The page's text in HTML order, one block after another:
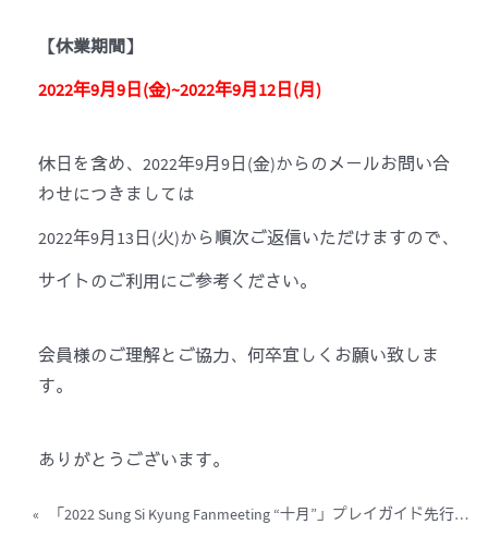
【休業期間】
2022年9月9日(金)~2022年9月12日(月)
休日を含め、2022年9月9日(金)からのメールお問い合
わせにつきましては
2022年9月13日(火)から順次ご返信いただけますので、
サイトのご利用にご参考ください。
会員様のご理解とご協力、何卒宜しくお願い致しま
す。
ありがとうございます。
«
「2022 Sung Si Kyung Fanmeeting “十月”」プレイガイド先行受付のご案内